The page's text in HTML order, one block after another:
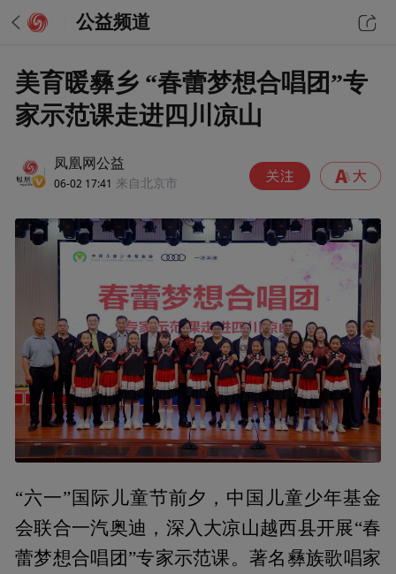
公益频道
美育暖彝乡 “春蕾梦想合唱团”专
家示范课走进四川凉山
凤凰网公益
06-02 17:41 来自北京市
“六一”国际儿童节前夕，中国儿童少年基金
会联合一汽奥迪，深入大凉山越西县开展“春
蕾梦想合唱团”专家示范课。著名彝族歌唱家